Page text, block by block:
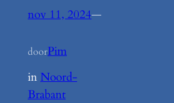
nov 11, 2024—
doorPim
in Noord-
Brabant